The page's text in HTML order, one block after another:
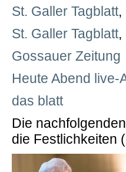
St. Galler Tagblatt,
St. Galler Tagblatt,
Gossauer Zeitung
Heute Abend live-
das blatt
Die nachfolgenden
die Festlichkeiten